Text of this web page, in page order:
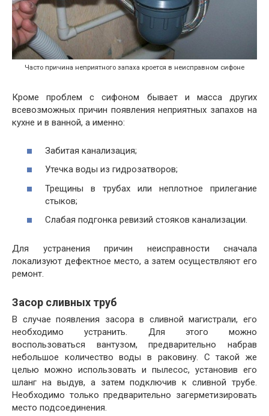
Часто причина неприятного запаха кроется в неисправном сифоне
Кроме проблем с сифоном бывает и масса других
всевозможных причин появления неприятных запахов на
кухне и в ванной, а именно:
Забитая канализация;
Утечка воды из гидрозатворов;
Трещины в трубах или неплотное прилегание
стыков;
Слабая подгонка ревизий стояков канализации.
Для устранения причин неисправности сначала
локализуют дефектное место, а затем осуществляют его
ремонт.
Засор сливных труб
В случае появления засора в сливной магистрали, его
необходимо устранить. Для этого можно
воспользоваться вантузом, предварительно набрав
небольшое количество воды в раковину. С такой же
целью можно использовать и пылесос, установив его
шланг на выдув, а затем подключив к сливной трубе.
Необходимо только предварительно загерметизировать
место подсоединения.